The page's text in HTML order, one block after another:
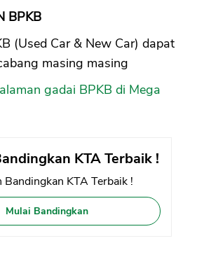
BPKB
(Used Car & New Car) dapat
masing masing
gadai BPKB di Mega
KTA Terbaik !
Bandingkan KTA Terbaik !
Mulai Bandingkan